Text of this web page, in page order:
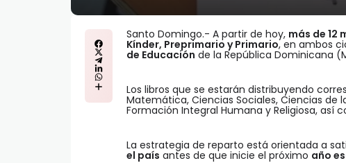
Santo Domingo.- A partir de hoy, más de 12
Kínder, Preprimario y Primario, en ambos
de Educación de la República Dominicana
Los libros que se estarán distribuyendo
Matemática, Ciencias Sociales, Ciencias de
Formación Integral Humana y Religiosa, así
La estrategia de reparto está orientada a
el país antes de que inicie el próximo año